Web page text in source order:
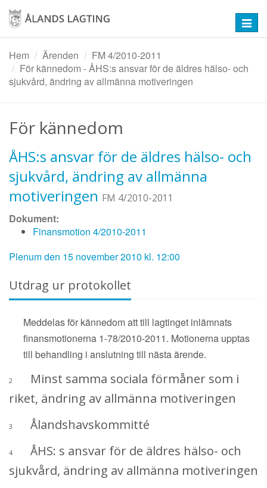
Hoppa
huvudinnehåll
Hem
Ärenden
FM 4/2010-2011
För kännedom - ÅHS:s ansvar för de äldres hälso- och
sjukvård, ändring av allmänna motiveringen
För kännedom
ÅHS:s ansvar för de äldres hälso- och
sjukvård, ändring av allmänna
motiveringen FM 4/2010-2011
Dokument:
Finansmotion 4/2010-2011
Plenum den 15 november 2010 kl. 12:00
Utdrag ur protokollet
Meddelas för kännedom att till lagtinget inlämnats
finansmotionerna 1-78/2010-2011. Motionerna upptas
till behandling i anslutning till nästa ärende.
2
Minst samma sociala förmåner som i
riket, ändring av allmänna motiveringen
3 Ålandshavskommitté
4
ÅHS: s ansvar för de äldres hälso- och
sjukvård, ändring av allmänna motiveringen